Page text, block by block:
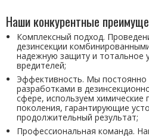
Наши конкурентные
Комплексный подход.
дезинсекции
надежную защиту и тотальное
вредителей;
Эффективность. Мы
разработками в
сфере, используем химические
поколения, гарантирующие
продолжительный результат;
Профессиональная команда.